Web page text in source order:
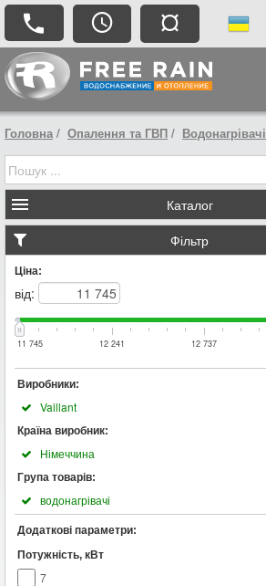
¤
Головна Опалення та ГВП Водонагрівачі
Каталог
Фільтр
Ціна:
від:
11 745 12 241 12 737
Виробники:
Vaillant
Країна виробник:
Німеччина
Група товарів:
водонагрівачі
Додаткові параметри:
Потужність, кВт
7